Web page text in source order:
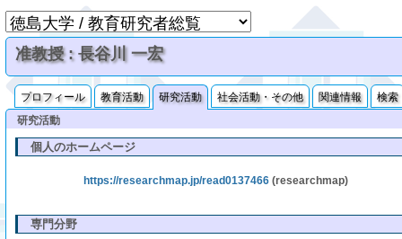
准教授 : 長谷川 一宏
プロフィール 教育活動 研究活動 社会活動・その他 関連情報
検索
研究活動
個人のホームページ
https://researchmap.jp/read0137466 (researchmap)
専門分野